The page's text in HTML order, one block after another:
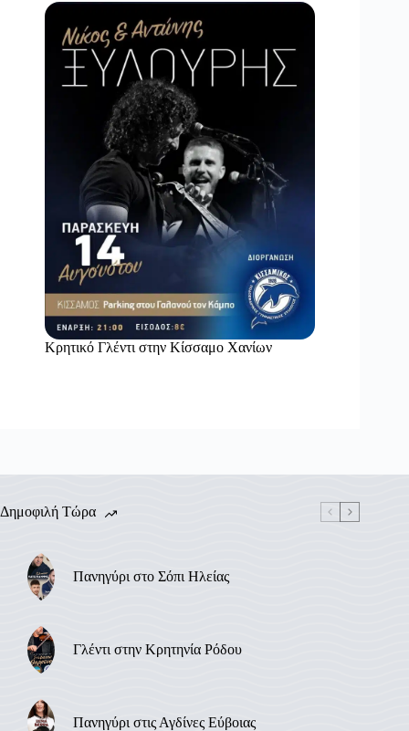
Κρητικό Γλέντι στην Κίσσαμο Χανίων
Δημοφιλή Τώρα
Πανηγύρι στο Σόπι Ηλείας
Γλέντι στην Κρητηνία Ρόδου
Πανηγύρι στις Αγδίνες Εύβοιας